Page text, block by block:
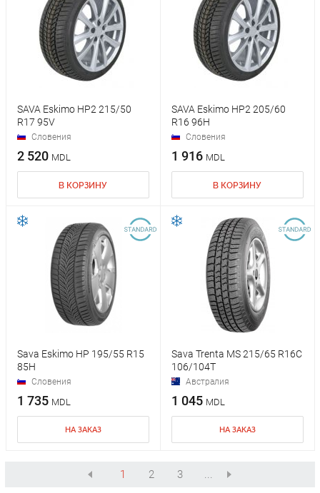
SAVA Eskimo HP2 215/50
R17 95V
Словения
2 520 MDL
В КОРЗИНУ
SAVA Eskimo HP2 205/60
R16 96H
Словения
1 916 MDL
В КОРЗИНУ
Sava Eskimo HP 195/55 R15
85H
Словения
1 735 MDL
НА ЗАКАЗ
Sava Trenta MS 215/65 R16C
106/104T
Австралия
1 045 MDL
НА ЗАКАЗ
1 2 3 ...